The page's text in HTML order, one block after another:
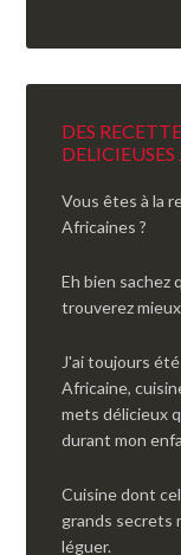
DES
Vous êtes à la
Africaines ?
Eh bien sachez
trouverez
J'ai toujours
Africaine,
mets délicieux
durant mon
Cuisine dont
grands secrets
léguer.